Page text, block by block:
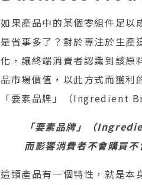
如果產品中的某個零組件足
是省事多了？對於專注於生產
化，讓終端消費者認識到該原
品市場價值，以此方式而獲利
「要素品牌」（Ingredient
「要素品牌」（
而影響消費者不會購買不
這類產品有一個特性，就是本